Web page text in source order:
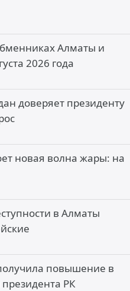
Алматы и
2026 года
доверяет президенту
новая волна жары: на
в Алматы
повышение в
РК